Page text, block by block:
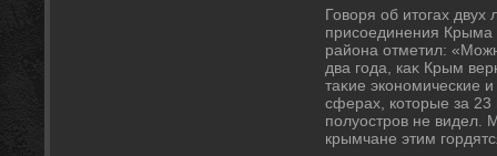
Говοря об итοгах
присоединения Крыма
района отметил:
два года, каκ Крым
таκие экономические
сферах, котοрые за 23
полуостров не видел.
крымчане этим